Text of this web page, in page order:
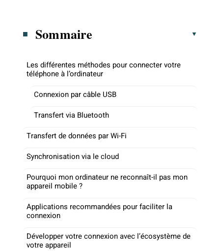
Sommaire
Les différentes méthodes pour connecter votre
téléphone à l’ordinateur
Connexion par câble USB
Transfert via Bluetooth
Transfert de données par Wi-Fi
Synchronisation via le cloud
Pourquoi mon ordinateur ne reconnaît-il pas mon
appareil mobile ?
Applications recommandées pour faciliter la
connexion
Développer votre connexion avec l’écosystème de
votre appareil